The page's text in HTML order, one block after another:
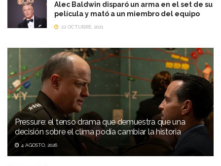
Alec Baldwin disparó un arma en el set de su
película y mató a un miembro del equipo
22 OCTUBRE, 2021
Pressure: el tenso drama que demuestra que una
decisión sobre el clima podía cambiar la historia
4 AGOSTO, 2026